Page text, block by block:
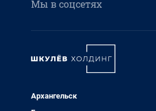
Мы в соцсетях
Архангельск